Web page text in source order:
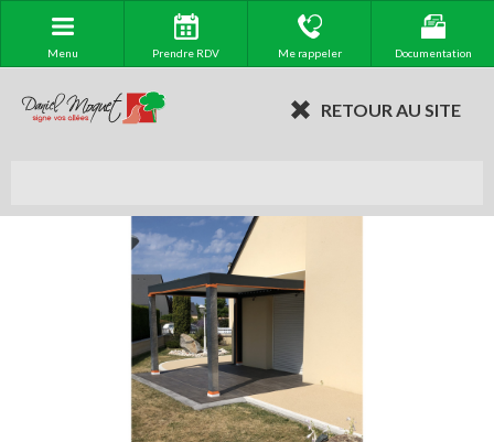
Menu Prendre RDV Me rappeler Documentation
RETOUR AU SITE